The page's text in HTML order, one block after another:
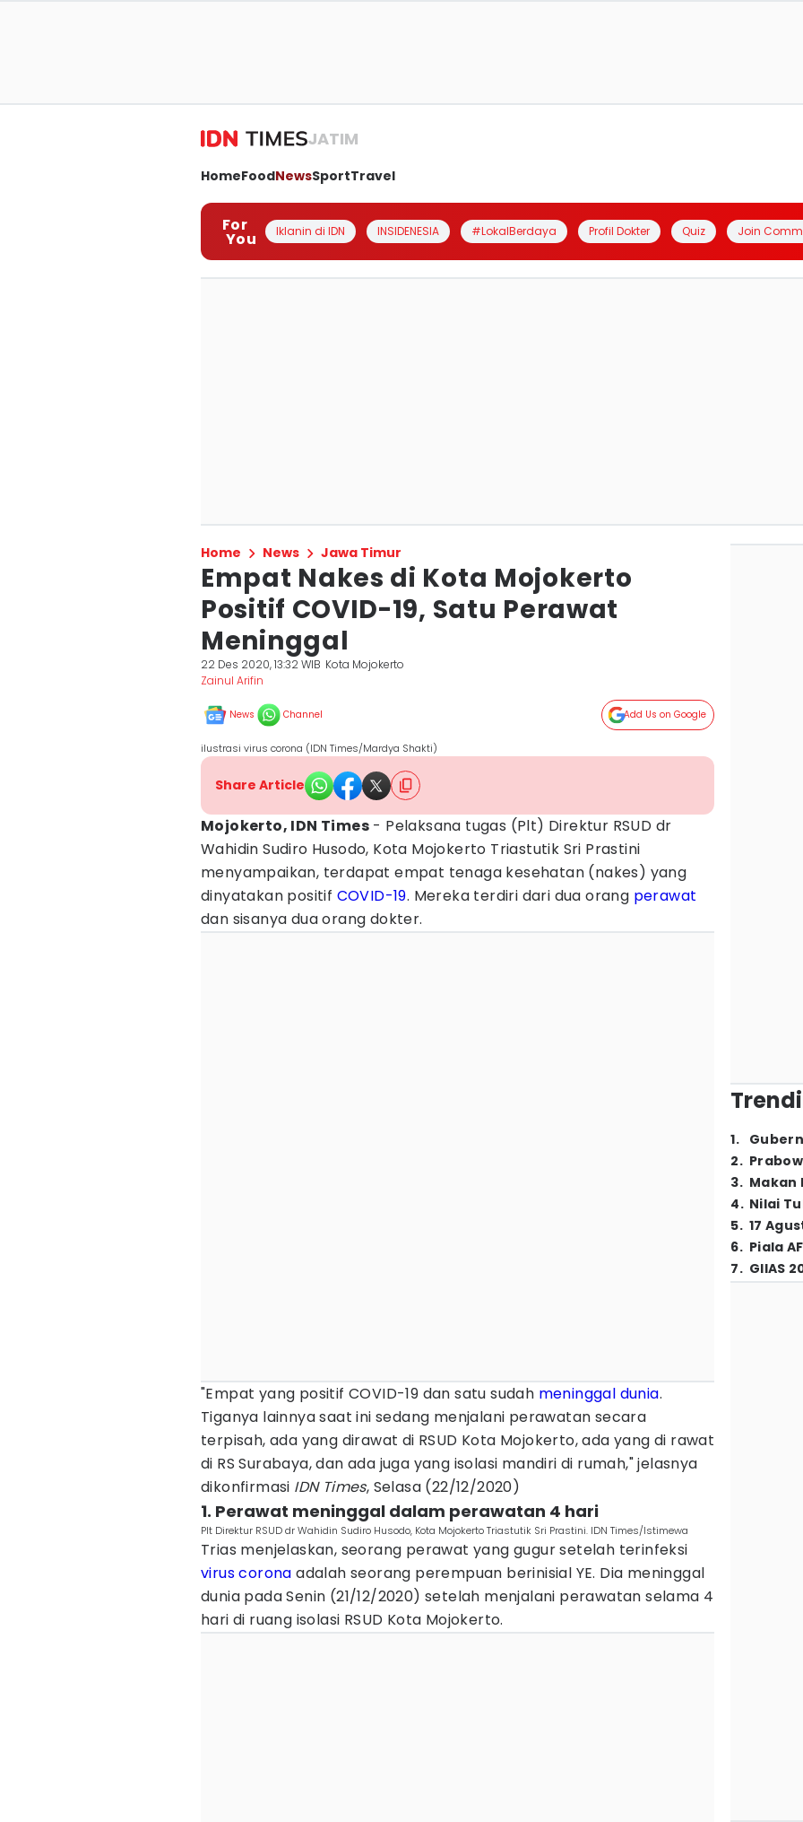
JATIM
HomeFoodNewsSportTravel
For
You Iklanin di IDN INSIDENESIA #LokalBerdaya Profil Dokter Quiz Join
Home News Jawa Timur
Empat Nakes di Kota Mojokerto
Positif COVID-19, Satu Perawat
Meninggal
22 Des 2020, 13:32 WIB Kota Mojokerto
Zainul Arifin
News Channel Add Us on Google
ilustrasi virus corona (IDN Times/Mardya Shakti)
Share Article
Mojokerto, IDN Times - Pelaksana tugas (Plt) Direktur RSUD dr
Wahidin Sudiro Husodo, Kota Mojokerto Triastutik Sri Prastini
menyampaikan, terdapat empat tenaga kesehatan (nakes) yang
dinyatakan positif COVID-19. Mereka terdiri dari dua orang perawat
dan sisanya dua orang dokter.
"Empat yang positif COVID-19 dan satu sudah meninggal dunia.
Tiganya lainnya saat ini sedang menjalani perawatan secara
terpisah, ada yang dirawat di RSUD Kota Mojokerto, ada yang di rawat
di RS Surabaya, dan ada juga yang isolasi mandiri di rumah," jelasnya
dikonfirmasi IDN Times, Selasa (22/12/2020)
1. Perawat meninggal dalam perawatan 4 hari
Plt Direktur RSUD dr Wahidin Sudiro Husodo, Kota Mojokerto Triastutik Sri Prastini. IDN Times/Istimewa
Trias menjelaskan, seorang perawat yang gugur setelah terinfeksi
virus corona adalah seorang perempuan berinisial YE. Dia meninggal
dunia pada Senin (21/12/2020) setelah menjalani perawatan selama 4
hari di ruang isolasi RSUD Kota Mojokerto.
1.
2.
3. Makan
4. Nilai
5. 17
6. Piala
7. GIIAS